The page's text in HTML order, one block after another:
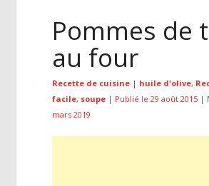
Pommes de
au four
Recette de cuisine | huile d'olive,
facile, soupe | Publié le 29 août 2015 |
mars 2019